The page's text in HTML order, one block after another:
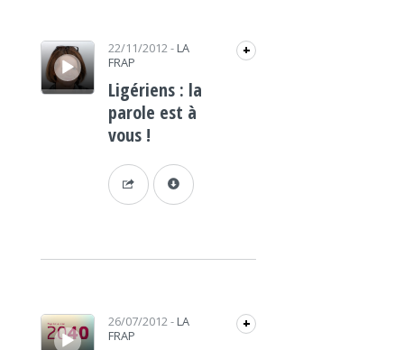
Lecteur audio 22/11/2012- LA
FRAP
+
Ligériens : la
parole est à
vous !
Lecteur audio 26/07/2012- LA
FRAP
+